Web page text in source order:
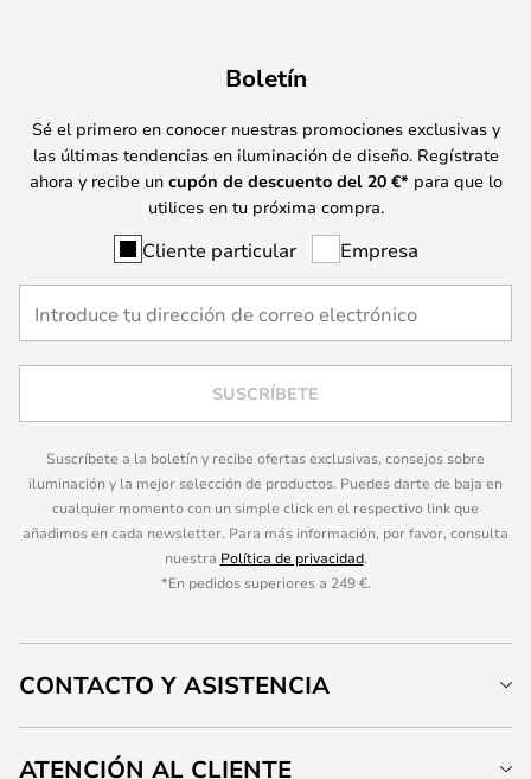
Boletín
Sé el primero en conocer nuestras promociones exclusivas y
las últimas tendencias en iluminación de diseño. Regístrate
ahora y recibe un cupón de descuento del 20 €* para que lo
utilices en tu próxima compra.
Cliente particular Empresa
SUSCRÍBETE
Suscríbete a la boletín y recibe ofertas exclusivas, consejos sobre
iluminación y la mejor selección de productos. Puedes darte de baja en
cualquier momento con un simple click en el respectivo link que
añadimos en cada newsletter. Para más información, por favor, consulta
nuestra Política de privacidad.
*En pedidos superiores a 249 €.
CONTACTO Y ASISTENCIA
ATENCIÓN AL CLIENTE